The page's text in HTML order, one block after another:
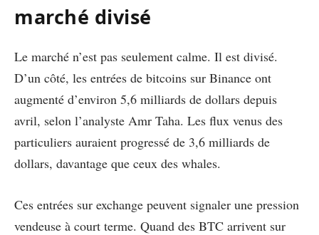
marché divisé
Le marché n’est pas seulement calme. Il est divisé.
D’un côté, les entrées de bitcoins sur Binance ont
augmenté d’environ 5,6 milliards de dollars depuis
avril, selon l’analyste Amr Taha. Les flux venus des
particuliers auraient progressé de 3,6 milliards de
dollars, davantage que ceux des whales.
Ces entrées sur exchange peuvent signaler une pression
vendeuse à court terme. Quand des BTC arrivent sur